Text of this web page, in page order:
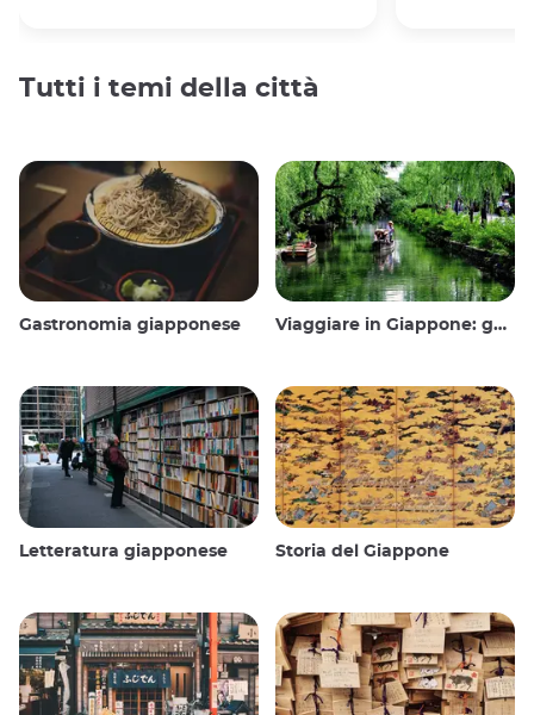
Tutti i temi della città
Gastronomia giapponese Viaggiare in Giappone: guida e consigli
Letteratura giapponese Storia del Giappone